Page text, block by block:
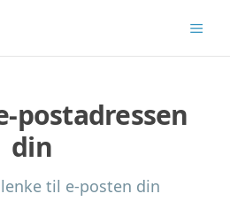
postadressen
din
til e-posten din